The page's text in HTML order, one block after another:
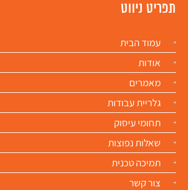
תפריט ניווט
עמוד הבית
אודות
מאמרים
גלריית עבודות
תחומי עיסוק
שאלות נפוצות
תמיכה טכנית
צור קשר